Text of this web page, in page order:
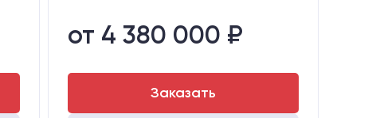
от 4 380 000 ₽
Заказать